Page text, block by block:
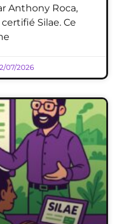
Anthony Roca,
Silae. Ce
07/2026